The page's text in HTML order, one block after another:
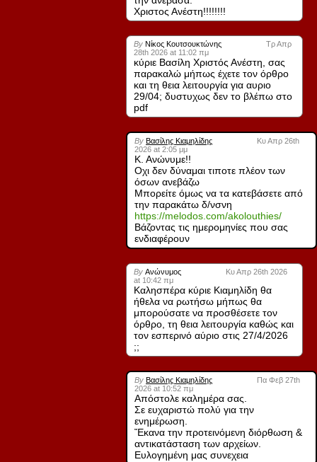
Χριστος Ανέστη!!!!!!!!
By Νίκος Κουτσουκτώνης
Τρ Απρ
28th 2026 at 11:02 πμ
κύριε Βασίλη Χριστός Ανέστη, σας
παρακαλώ μήπως έχετε τον όρθρο
και τη θεια λειτουργία για αυριο
29/04; δυστυχως δεν το βλέπω στο
pdf
By Βασίλης Κιαμηλίδης
Κυ Απρ 26th
2026 at 2:05 μμ
Κ. Ανώνυμε!!
Οχι δεν δύναμαι τιποτε πλέον των
όσων ανεβάζω
Μπορείτε όμως να τα κατεβάσετε από
την παρακάτω δ/νσνη
https://melodos.com/akolouthies/
Βάζοντας τις ημερομηνίες που σας
ενδιαφέρουν
By Ανώνυμος
Κυ Απρ 26th 2026
at 10:42 πμ
Καλησπέρα κύριε Κιαμηλίδη θα
ήθελα να ρωτήσω μήπως θα
μπορούσατε να προσθέσετε τον
όρθρο, τη θεια λειτουργία καθώς και
τον εσπερινό αύριο στις 27/4/2026
;;
By Βασίλης Κιαμηλίδης
Πα Φεβ 27th
2026 at 10:52 πμ
Απόστολε καλημέρα σας.
Σε ευχαριστώ πολύ για την
ενημέρωση.
Ἔκανα την προτεινόμενη διόρθωση &
αντικατάσταση των αρχείων.
Ευλογημένη μας συνεχεια